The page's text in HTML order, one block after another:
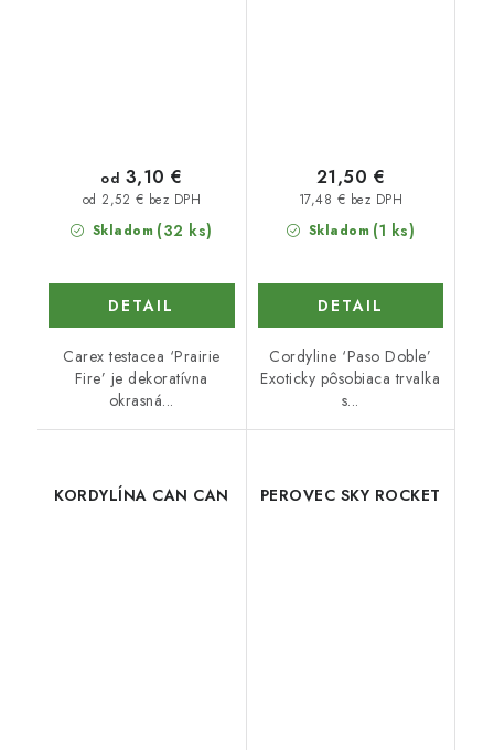
Skladom (32 ks)
od 2,52 € bez DPH
od 3,10 €
DETAIL
Carex testacea ‘Prairie
Fire’ je dekoratívna
okrasná...
Skladom (1 ks)
17,48 € bez DPH
21,50 €
DETAIL
Cordyline ‘Paso Doble’
Exoticky pôsobiaca trvalka
s...
KORDYLÍNA CAN CAN PEROVEC SKY ROCKET